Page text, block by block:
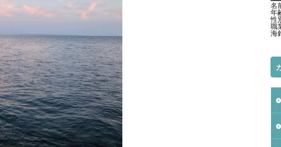
名
年
性
職
海